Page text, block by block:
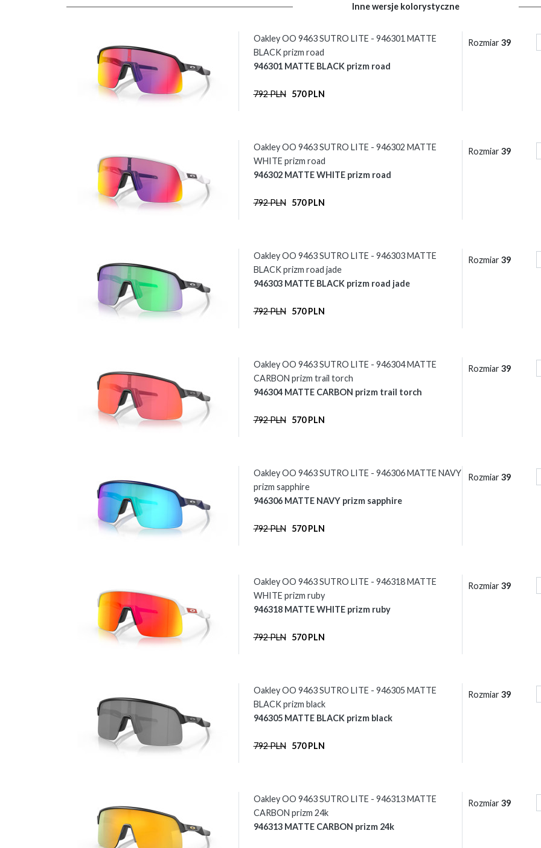
Inne wersje kolorystyczne
Oakley OO 9463 SUTRO LITE - 946301 MATTE
BLACK prizm road
946301 MATTE BLACK prizm road
792 PLN 570 PLN
Rozmiar39
Oakley OO 9463 SUTRO LITE - 946302 MATTE
WHITE prizm road
946302 MATTE WHITE prizm road
792 PLN 570 PLN
Rozmiar39
Oakley OO 9463 SUTRO LITE - 946303 MATTE
BLACK prizm road jade
946303 MATTE BLACK prizm road jade
792 PLN 570 PLN
Rozmiar39
Oakley OO 9463 SUTRO LITE - 946304 MATTE
CARBON prizm trail torch
946304 MATTE CARBON prizm trail torch
792 PLN 570 PLN
Rozmiar39
Oakley OO 9463 SUTRO LITE - 946306 MATTE NAVY
prizm sapphire
946306 MATTE NAVY prizm sapphire
792 PLN 570 PLN
Rozmiar39
Oakley OO 9463 SUTRO LITE - 946318 MATTE
WHITE prizm ruby
946318 MATTE WHITE prizm ruby
792 PLN 570 PLN
Rozmiar39
Oakley OO 9463 SUTRO LITE - 946305 MATTE
BLACK prizm black
946305 MATTE BLACK prizm black
792 PLN 570 PLN
Rozmiar39
Oakley OO 9463 SUTRO LITE - 946313 MATTE
CARBON prizm 24k
946313 MATTE CARBON prizm 24k
Rozmiar39